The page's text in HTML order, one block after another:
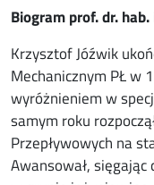
Biogram prof. dr.
Krzysztof Jóźwik
Mechanicznym PŁ w
wyróżnieniem w
samym roku
Przepływowych na
Awansował,